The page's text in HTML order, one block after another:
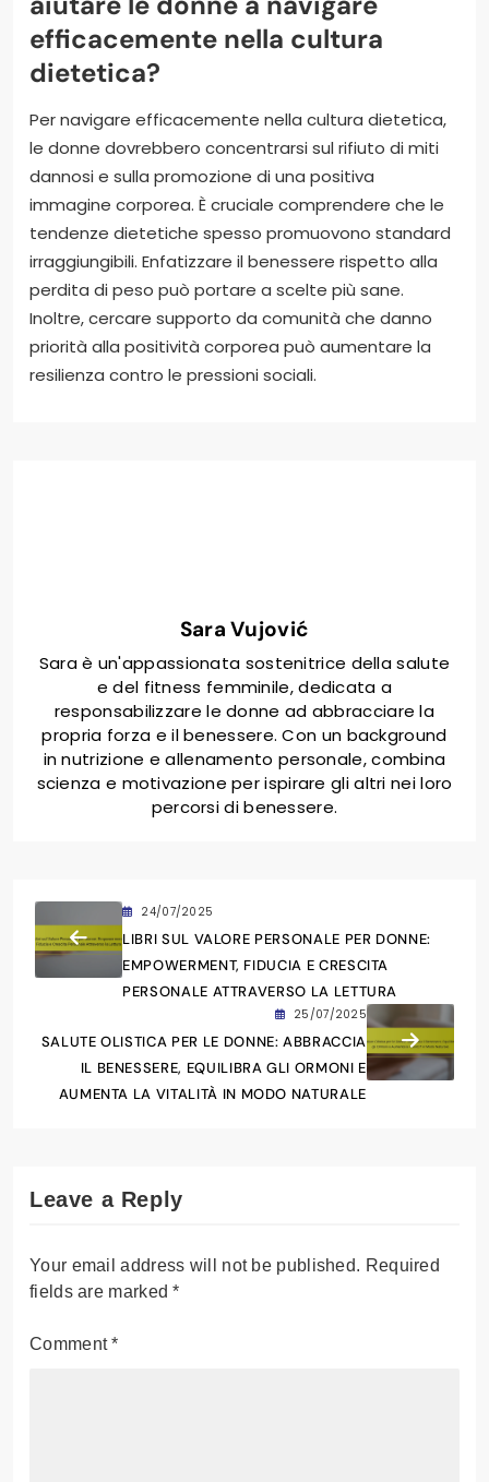
efficacemente nella cultura
dietetica?
Per navigare efficacemente nella cultura dietetica,
le donne dovrebbero concentrarsi sul rifiuto di miti
dannosi e sulla promozione di una positiva
immagine corporea. È cruciale comprendere che le
tendenze dietetiche spesso promuovono standard
irraggiungibili. Enfatizzare il benessere rispetto alla
perdita di peso può portare a scelte più sane.
Inoltre, cercare supporto da comunità che danno
priorità alla positività corporea può aumentare la
resilienza contro le pressioni sociali.
Sara Vujović
Sara è un'appassionata sostenitrice della salute
e del fitness femminile, dedicata a
responsabilizzare le donne ad abbracciare la
propria forza e il benessere. Con un background
in nutrizione e allenamento personale, combina
scienza e motivazione per ispirare gli altri nei loro
percorsi di benessere.
24/07/2025
LIBRI SUL VALORE PERSONALE PER DONNE:
EMPOWERMENT, FIDUCIA E CRESCITA
PERSONALE ATTRAVERSO LA LETTURA
25/07/2025
SALUTE OLISTICA PER LE DONNE: ABBRACCIA
IL BENESSERE, EQUILIBRA GLI ORMONI E
AUMENTA LA VITALITÀ IN MODO NATURALE
Leave a Reply
Your email address will not be published. Required
fields are marked*
Comment*